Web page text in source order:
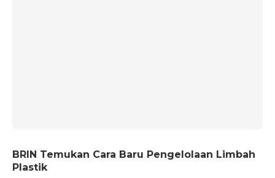
BRIN Temukan Cara Baru Pengelolaan Limbah
Plastik